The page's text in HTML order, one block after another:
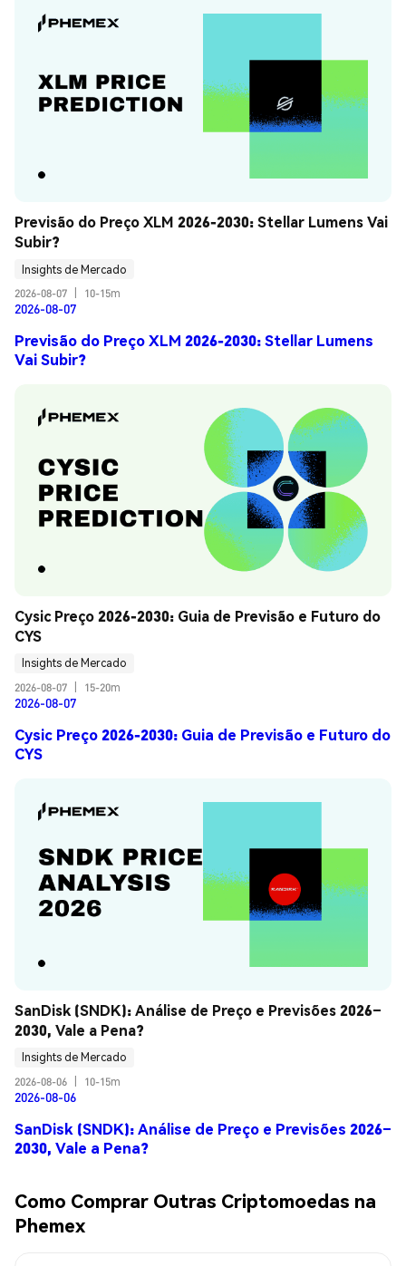
Previsão do Preço XLM 2026-2030: Stellar Lumens Vai
Subir?
Insights de Mercado
2026-08-07
10-15m
2026-08-07
Previsão do Preço XLM 2026-2030: Stellar Lumens
Vai Subir?
Cysic Preço 2026-2030: Guia de Previsão e Futuro do
CYS
Insights de Mercado
2026-08-07
15-20m
2026-08-07
Cysic Preço 2026-2030: Guia de Previsão e Futuro do
CYS
SanDisk (SNDK): Análise de Preço e Previsões 2026–
2030, Vale a Pena?
Insights de Mercado
2026-08-06
10-15m
2026-08-06
SanDisk (SNDK): Análise de Preço e Previsões 2026–
2030, Vale a Pena?
Como Comprar Outras Criptomoedas na
Phemex